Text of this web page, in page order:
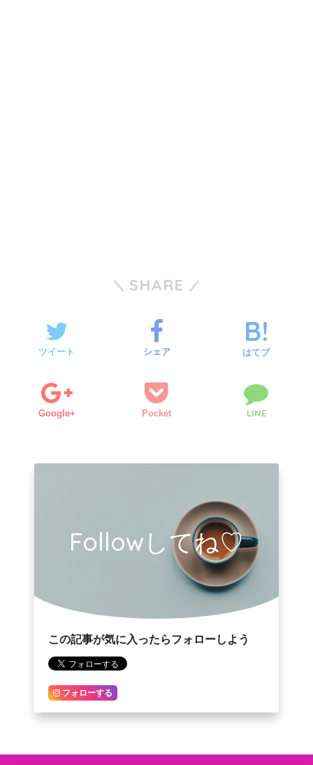
SHARE
ツイート シェア はてブ
Google+ Pocket LINE
Followしてね♡
この記事が気に入ったらフォローしよう
フォローする